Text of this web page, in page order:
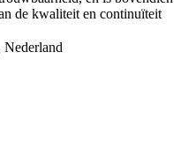
de kwaliteit en continuïteit